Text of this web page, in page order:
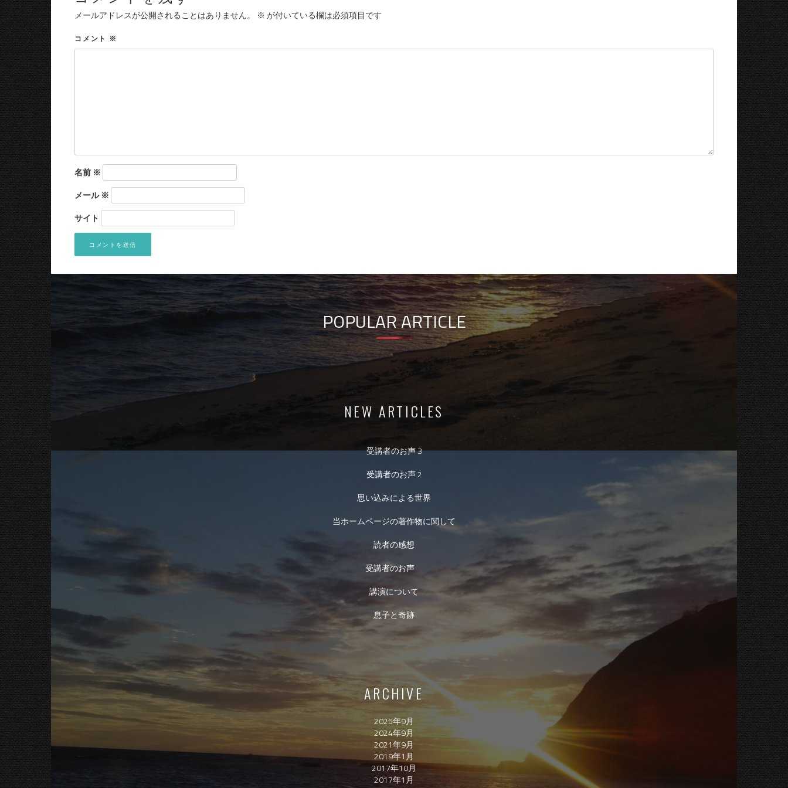
メールアドレスが公開されることはありません。 ※ が付いている欄は必須項目です
コメント ※
名前 ※
メール※
サイト
POPULAR ARTICLE
NEW ARTICLES
受講者のお声 3
受講者のお声 2
思い込みによる世界
当ホームページの著作物に関して
読者の感想
受講者のお声
講演について
息子と奇跡
ARCHIVE
2025年9月
2024年9月
2021年9月
2019年1月
2017年10月
2017年1月